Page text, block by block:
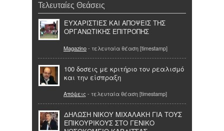
Τελευταίες Θεάσεις
ΕΥΧΑΡΙΣΤΙΕΣ ΚΑΙ ΑΠΟΨΕΙΣ ΤΗΣ
ΟΡΓΑΝΩΤΙΚΗΣ ΕΠΙΤΡΟΠΗΣ
Magazino- τελευταία θέαση [timestamp]
100 δοσεις με κριτήριο τον ρεαλισμό
και την είσπραξη
Απόψεις - τελευταία θέαση [timestamp]
ΔΗΛΩΣΗ ΝΙΚΟΥ ΜΙΧΑΛΑΚΗ ΓΙΑ ΤΟΥΣ
ΕΠΙΚΟΥΡΙΚΟΥΣ ΣΤΟ ΓΕΝΙΚΟ